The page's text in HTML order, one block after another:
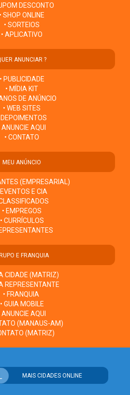
DESCONTO
• SHOP ONLINE
• SORTEIOS
• APLICATIVO
ANUNCIAR ?
• PUBLICIDADE
• MÍDIA KIT
DE ANÚNCIO
• WEB SITES
DEPOIMENTOS
ANUNCIE AQUI
• CONTATO
MEU ANÚNCIO
(EMPRESARIAL)
EVENTOS E CIA
• EMPREGOS
• CURRÍCULOS
E FRANQUIA
CIDADE (MATRIZ)
REPRESENTANTE
• FRANQUIA
• GUIA MOBILE
ANUNCIE AQUI
(MANAUS-AM)
(MATRIZ)
MAIS CIDADES ONLINE